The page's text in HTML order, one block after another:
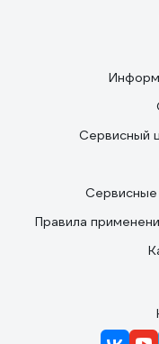
Сервисный
Сервисные
Правила